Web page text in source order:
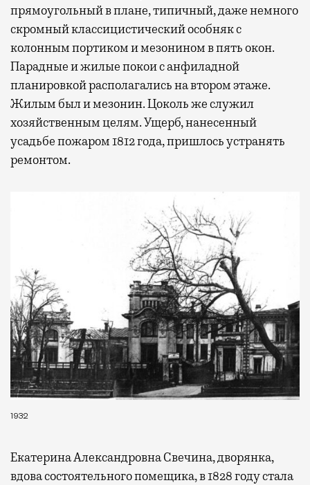
прямоугольный в плане, типичный, даже немного
скромный классицистический особняк с
колонным портиком и мезонином в пять окон.
Парадные и жилые покои с анфиладной
планировкой располагались на втором этаже.
Жилым был и мезонин. Цоколь же служил
хозяйственным целям. Ущерб, нанесенный
усадьбе пожаром 1812 года, пришлось устранять
ремонтом.
1932
Екатерина Александровна Свечина, дворянка,
вдова состоятельного помещика, в 1828 году стала